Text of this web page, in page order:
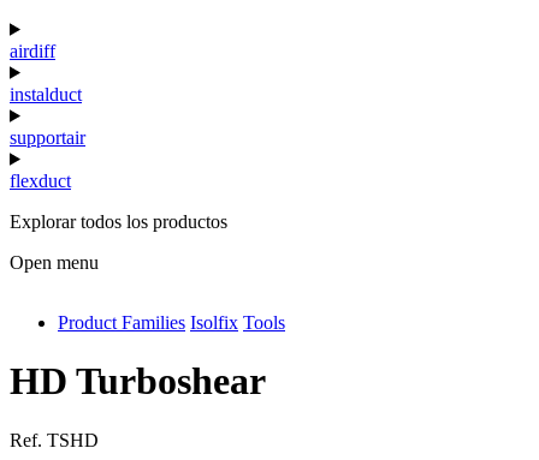
airdiff
instalduct
supportair
flexduct
Explorar todos los productos
Open menu
antivib
isolfix
Product Families Isolfix Tools
HD Turboshear
Ref. TSHD